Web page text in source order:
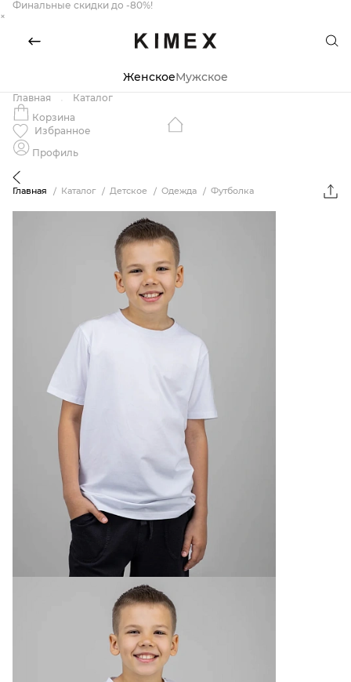
Финальные скидки до -80%!
×
ЖенскоеМужское
Главная
Каталог
Корзина
Избранное
Профиль
Главная Каталог Детское Одежда Футболка